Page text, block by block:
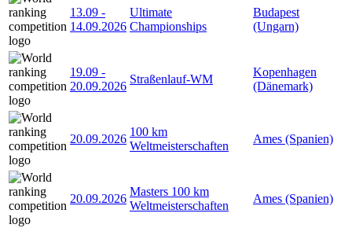
13.09 -
14.09.2026
Ultimate
Championships
Budapest
(Ungarn)
19.09 -
20.09.2026
Straßenlauf-WM
Kopenhagen
(Dänemark)
20.09.2026
100 km
Weltmeisterschaften
Ames (Spanien)
20.09.2026
Masters 100 km
Weltmeisterschaften
Ames (Spanien)